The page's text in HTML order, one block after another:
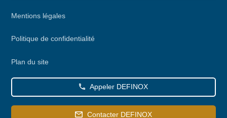
Mentions légales
Politique de confidentialité
Plan du site
Appeler DEFINOX
Contacter DEFINOX